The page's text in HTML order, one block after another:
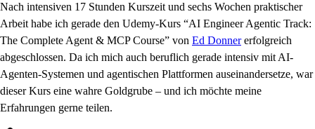
Nach intensiven 17 Stunden Kurszeit und sechs Wochen praktischer
Arbeit habe ich gerade den Udemy-Kurs “AI Engineer Agentic Track:
The Complete Agent & MCP Course” von Ed Donnererfolgreich
abgeschlossen. Da ich mich auch beruflich gerade intensiv mit AI-
Agenten-Systemen und agentischen Plattformen auseinandersetze, war
dieser Kurs eine wahre Goldgrube – und ich möchte meine
Erfahrungen gerne teilen.